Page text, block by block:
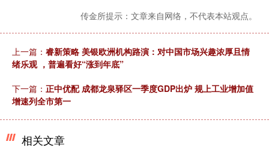
传金所提示：文章来自网络，不代表本站观点。
上一篇： 睿新策略 美银欧洲机构路演：对中国市场兴趣浓厚且情
绪乐观 ，普遍看好“涨到年底”
下一篇： 正中优配 成都龙泉驿区一季度GDP出炉 规上工业增加值
增速列全市第一
相关文章